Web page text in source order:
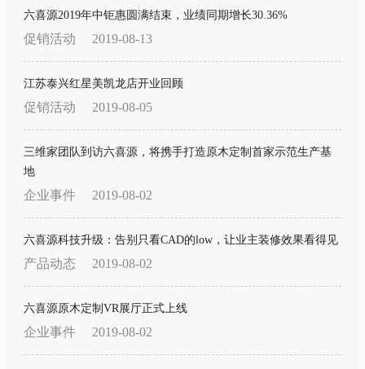
六喜源2019年中钜惠圆满结束，业绩同期增长30.36%
促销活动 2019-08-13
江苏泰兴红星美凯龙店开业回顾
促销活动 2019-08-05
三维家团队到访六喜源，将携手打造原木定制首家示范生产基
地
企业事件 2019-08-02
六喜源科技升级：告别只看CAD的low，让业主装修效果看得见
产品动态 2019-08-02
六喜源原木定制VR展厅正式上线
企业事件 2019-08-02